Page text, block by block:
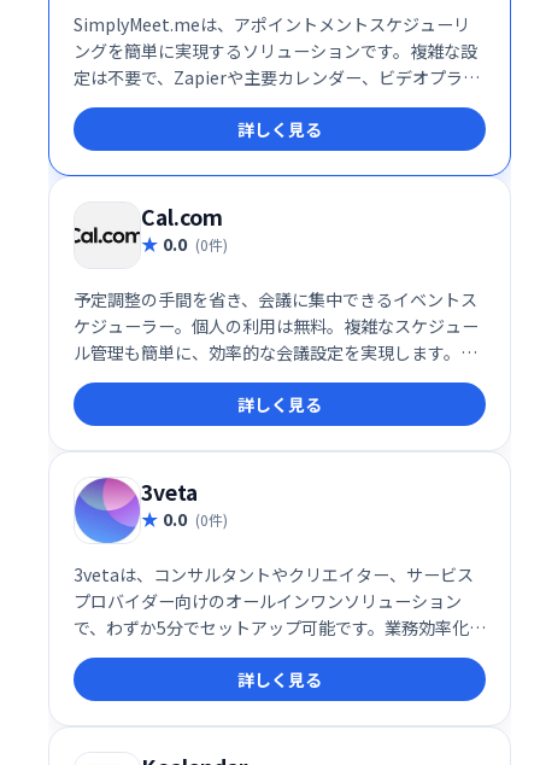
SimplyMeet.meは、アポイントメントスケジューリ
ングを簡単に実現するソリューションです。複雑な設
定は不要で、Zapierや主要カレンダー、ビデオプラッ
トフォームとの統合も可能です。スムーズな予約管理
で、お客様と効率的なミーティングを実現します。業
務効率化に繋がるシンプルで使いやすいシステムで
す。
詳しく見る
Cal.com
0.0 (0件)
予定調整の手間を省き、会議に集中できるイベントス
ケジューラー。個人の利用は無料。複雑なスケジュー
ル管理も簡単に、効率的な会議設定を実現します。時
間を有効活用し、生産性を向上させたい方におすす
め。
詳しく見る
3veta
0.0 (0件)
3vetaは、コンサルタントやクリエイター、サービス
プロバイダー向けのオールインワンソリューション
で、わずか5分でセットアップ可能です。業務効率化を
支援し、スムーズな業務遂行を実現するための便利な
ツールとして推奨されています。
詳しく見る